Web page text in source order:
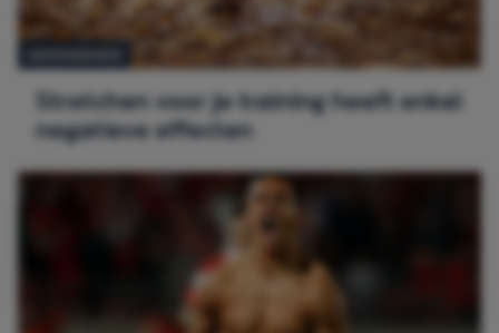
Stretchen voor je training heeft enkel
negatieve effecten